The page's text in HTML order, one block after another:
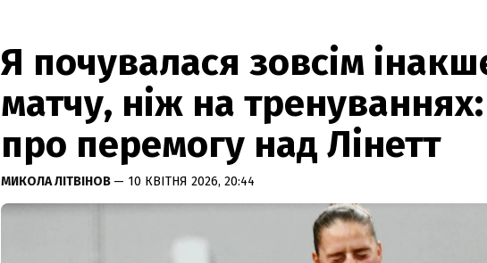
Я почувалася зовсім
матчу, ніж на
про перемогу над Лінетт
МИКОЛА ЛІТВІНОВ — 10 КВІТНЯ 2026, 20:44